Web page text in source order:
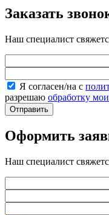
Заказать
Наш специалист
Я согласен/на с
разрешаю обработку
Отправить
Оформить
Наш специалист